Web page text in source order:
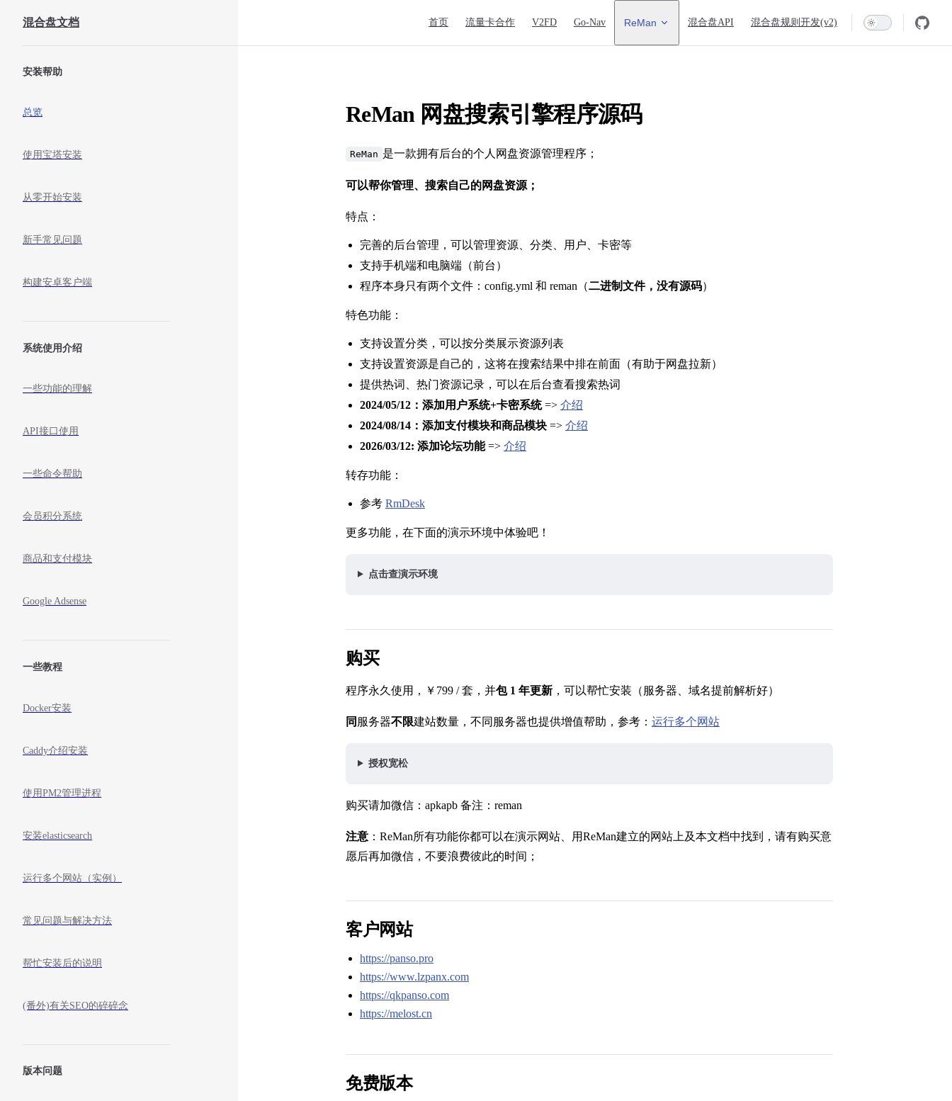
Skip to content
混合盘文档 首页 流量卡合作 V2FD Go-Nav ReMan 混合盘API 混合盘规则开发(v2)
安装帮助
总览
使用宝塔安装
从零开始安装
新手常见问题
构建安卓客户端
系统使用介绍
一些功能的理解
API接口使用
一些命令帮助
会员积分系统
商品和支付模块
Google Adsense
一些教程
Docker安装
Caddy介绍安装
使用PM2管理进程
安装elasticsearch
运行多个网站（实例）
常见问题与解决方法
帮忙安装后的说明
(番外)有关SEO的碎碎念
版本问题
ReMan 网盘搜索引擎程序源码
ReMan 是一款拥有后台的个人网盘资源管理程序；
可以帮你管理、搜索自己的网盘资源；
特点：
完善的后台管理，可以管理资源、分类、用户、卡密等
支持手机端和电脑端（前台）
程序本身只有两个文件：config.yml 和 reman（二进制文件，没有源码）
特色功能：
支持设置分类，可以按分类展示资源列表
支持设置资源是自己的，这将在搜索结果中排在前面（有助于网盘拉新）
提供热词、热门资源记录，可以在后台查看搜索热词
2024/05/12：添加用户系统+卡密系统=> 介绍
2024/08/14：添加支付模块和商品模块 => 介绍
2026/03/12: 添加论坛功能=> 介绍
转存功能：
参考 RmDesk
更多功能，在下面的演示环境中体验吧！
点击查演示环境
购买
程序永久使用，￥799 / 套，并包 1 年更新 ，可以帮忙安装（服务器、域名提前解析好）
同 服务器不限建站数量，不同服务器也提供增值帮助，参考： 运行多个网站
授权宽松
购买请加微信：apkapb 备注：reman
注意 ：ReMan所有功能你都可以在演示网站、用ReMan建立的网站上及本文档中找到，请有购买意
愿后再加微信，不要浪费彼此的时间；
客户网站
https://panso.pro
https://www.lzpanx.com
https://qkpanso.com
https://melost.cn
免费版本